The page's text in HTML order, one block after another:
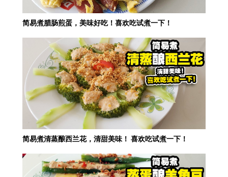
简易煮腊肠煎蛋，美味好吃！喜欢吃试煮一下！
简易煮清蒸酿西兰花，清甜美味！ 喜欢吃试煮一下！